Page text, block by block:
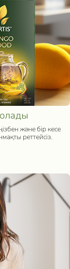
және бір кесе
реттейсіз.